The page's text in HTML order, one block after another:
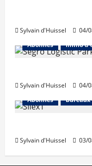
Sylvain d'Huissel
04/
Abonnés
Immo
Sylvain d'Huissel
04/
Abonnés
Bureaux
Sylvain d'Huissel 03/